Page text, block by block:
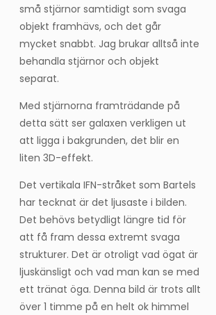
små stjärnor samtidigt som svaga
objekt framhävs, och det går
mycket snabbt. Jag brukar alltså inte
behandla stjärnor och objekt
separat.
Med stjärnorna framträdande på
detta sätt ser galaxen verkligen ut
att ligga i bakgrunden, det blir en
liten 3D-effekt.
Det vertikala IFN-stråket som Bartels
har tecknat är det ljusaste i bilden.
Det behövs betydligt längre tid för
att få fram dessa extremt svaga
strukturer. Det är otroligt vad ögat är
ljuskänsligt och vad man kan se med
ett tränat öga. Denna bild är trots allt
över 1 timme på en helt ok himmel